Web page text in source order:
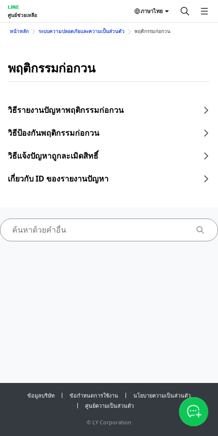
LINE
ศูนย์ช่วยเหลือ
ภาษาไทย
หน้าหลัก ระบบความปลอดภัยและความเป็นส่วนตัว พฤติกรรมก่อกวน
พฤติกรรมก่อกวน
วิธีรายงานปัญหาพฤติกรรมก่อกวน
วิธีป้องกันพฤติกรรมก่อกวน
วิธีแจ้งปัญหาถูกละเมิดสิทธิ์
เกี่ยวกับ ID ของรายงานปัญหา
ข้อมูลบริษัท ข้อกำหนดการใช้งาน
นโยบายความเป็นส่วนตัว
ศูนย์ความเป็นส่วนตัว
© LY Corporation